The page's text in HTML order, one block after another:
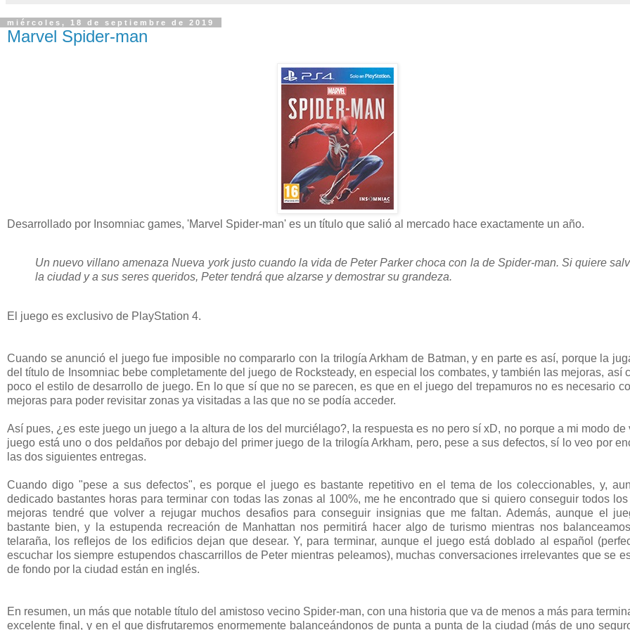
miércoles, 18 de septiembre de 2019
Marvel Spider-man
Desarrollado por Insomniac games, 'Marvel Spider-man' es un título que salió al mercado hace exactamente un año.
Un nuevo villano amenaza Nueva york justo cuando la vida de Peter Parker choca con la de Spider-man. Si quiere
la ciudad y a sus seres queridos, Peter tendrá que alzarse y demostrar su grandeza.
El juego es exclusivo de PlayStation 4.
Cuando se anunció el juego fue imposible no compararlo con la trilogía Arkham de Batman, y en parte es así, porque la
del título de Insomniac bebe completamente del juego de Rocksteady, en especial los combates, y también las mejoras, así
poco el estilo de desarrollo de juego. En lo que sí que no se parecen, es que en el juego del trepamuros no es necesario
mejoras para poder revisitar zonas ya visitadas a las que no se podía acceder.
Así pues, ¿es este juego un juego a la altura de los del murciélago?, la respuesta es no pero sí xD, no porque a mi modo de
juego está uno o dos peldaños por debajo del primer juego de la trilogía Arkham, pero, pese a sus defectos, sí lo veo por
las dos siguientes entregas.
Cuando digo "pese a sus defectos", es porque el juego es bastante repetitivo en el tema de los coleccionables, y,
dedicado bastantes horas para terminar con todas las zonas al 100%, me he encontrado que si quiero conseguir todos
mejoras tendré que volver a rejugar muchos desafios para conseguir insignias que me faltan. Además, aunque el
bastante bien, y la estupenda recreación de Manhattan nos permitirá hacer algo de turismo mientras nos
telaraña, los reflejos de los edificios dejan que desear. Y, para terminar, aunque el juego está doblado al español
escuchar los siempre estupendos chascarrillos de Peter mientras peleamos), muchas conversaciones irrelevantes que se
de fondo por la ciudad están en inglés.
En resumen, un más que notable título del amistoso vecino Spider-man, con una historia que va de menos a más para
excelente final, y en el que disfrutaremos enormemente balanceándonos de punta a punta de la ciudad (más de uno